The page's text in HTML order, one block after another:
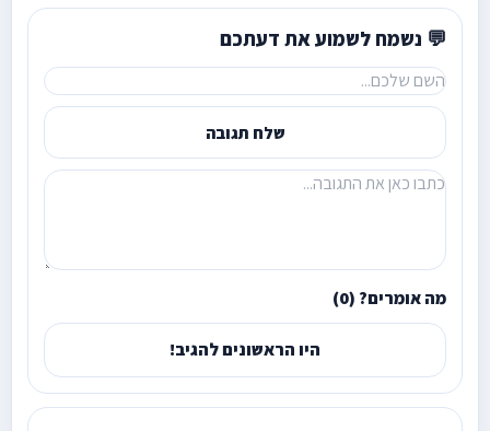
💬 נשמח לשמוע את דעתכם
שלח תגובה
מה אומרים? (0)
היו הראשונים להגיב!